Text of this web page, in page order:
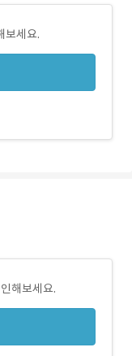
보세요.
해보세요.